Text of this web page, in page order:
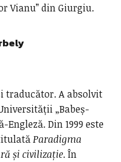
Vianu” din Giurgiu.
traducător. A absolvit
„Babeș-
Engleză. Din 1999 este
Paradigma
și civilizație. În